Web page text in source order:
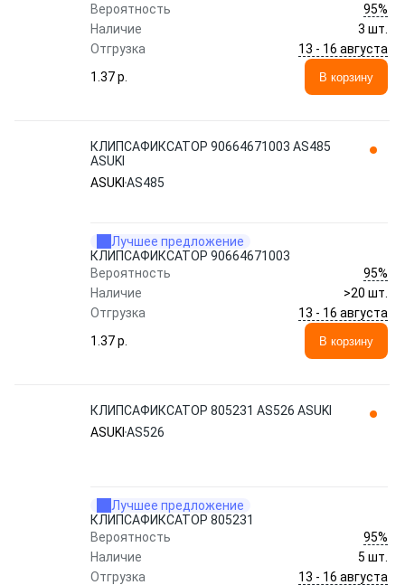
Вероятность
95%
Наличие
3 шт.
Отгрузка
13 - 16 августа
1.37 p.
В корзину
КЛИПСАФИКСАТОР 90664671003 AS485
ASUKI
ASUKI AS485
Лучшее предложение
КЛИПСАФИКСАТОР 90664671003
Вероятность
95%
Наличие
>20 шт.
Отгрузка
13 - 16 августа
1.37 p.
В корзину
КЛИПСАФИКСАТОР 805231 AS526 ASUKI
ASUKI AS526
Лучшее предложение
КЛИПСАФИКСАТОР 805231
Вероятность
95%
Наличие
5 шт.
Отгрузка
13 - 16 августа